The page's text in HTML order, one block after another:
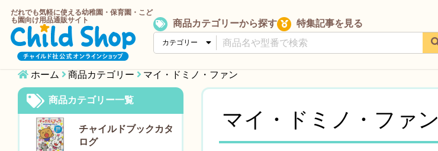
だれでも気軽に使える幼稚園・保育園・こど
も園向け用品通販サイト
商品カテゴリーから探す 特集記事を見る
ホーム 商品カテゴリー マイ・ドミノ・ファン
マイ・ドミノ・ファン
商品カテゴリー一覧
チャイルドブックカタ
ログ